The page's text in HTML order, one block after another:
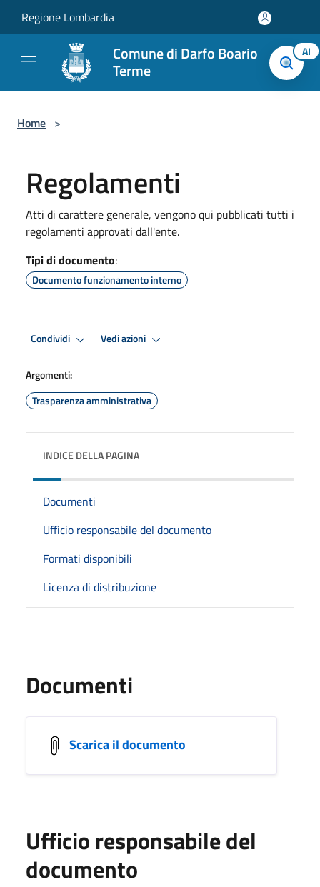
Regione Lombardia
Comune di Darfo Boario
Terme
AI
Home >
Regolamenti
Atti di carattere generale, vengono qui pubblicati tutti i
regolamenti approvati dall'ente.
Tipi di documento:
Documento funzionamento interno
Condividi Vedi azioni
Argomenti:
Trasparenza amministrativa
INDICE DELLA PAGINA
Documenti
Ufficio responsabile del documento
Formati disponibili
Licenza di distribuzione
Documenti
Scarica il documento
Ufficio responsabile del
documento